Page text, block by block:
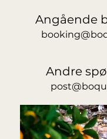
Angående
Andre